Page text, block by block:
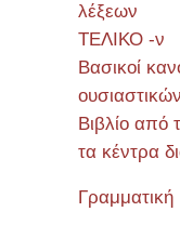
λέξεων
ΤΕΛΙΚΟ -ν
Βασικοί
ουσιαστικών
Βιβλίο από
τα κέντρα
Γραμματική